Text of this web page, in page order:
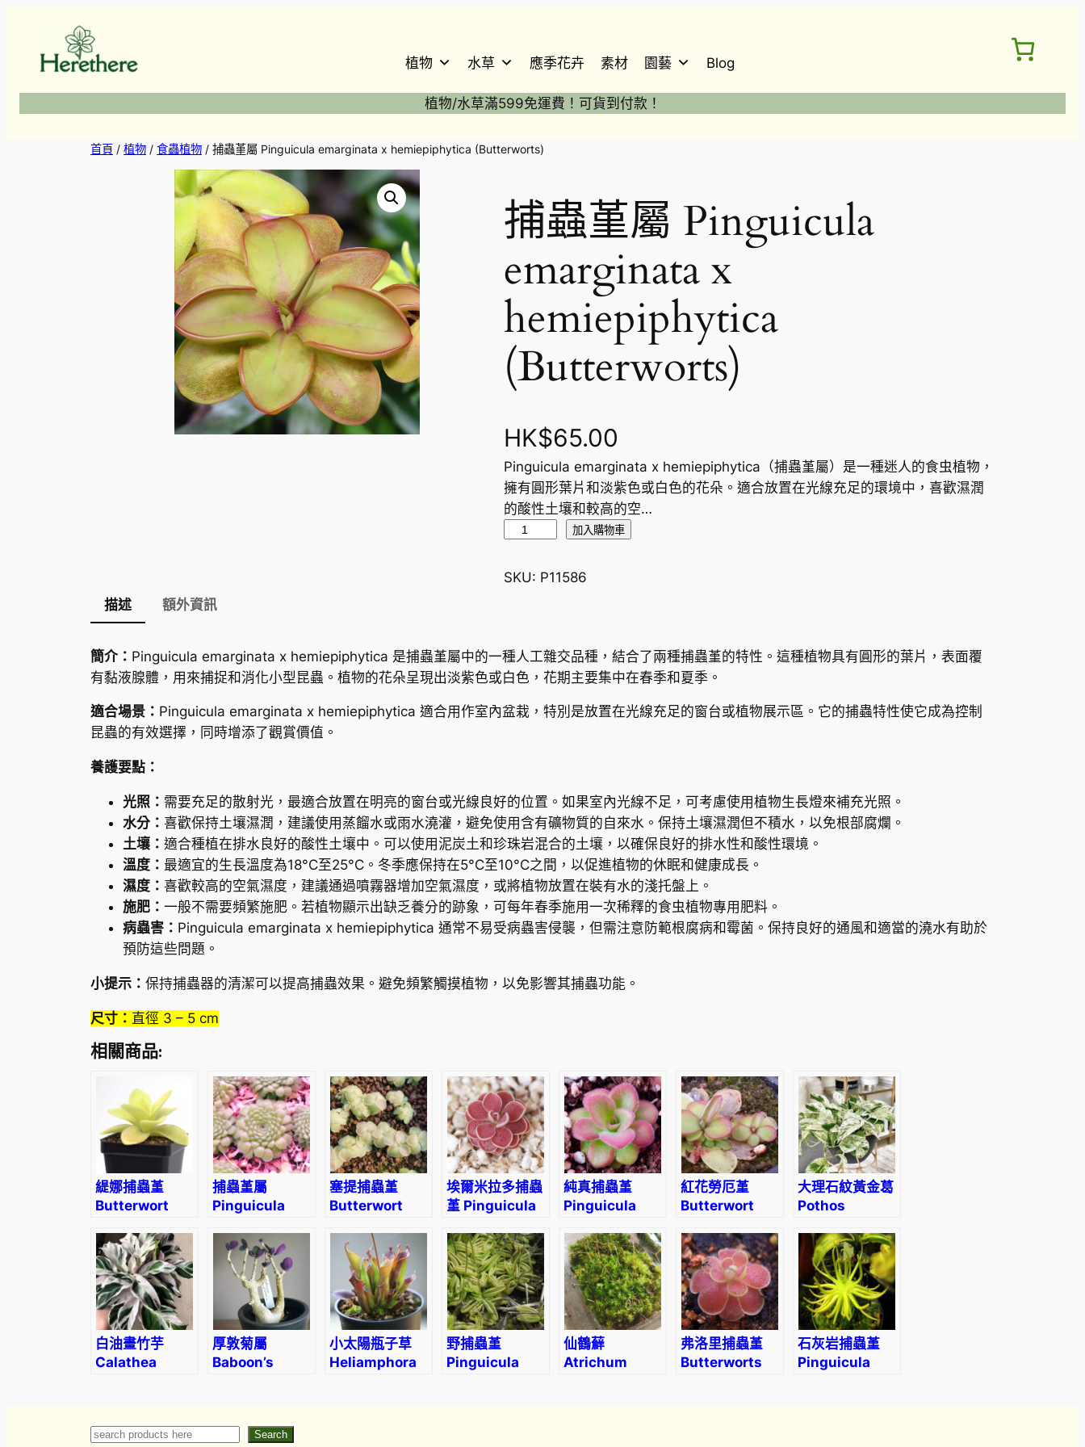
植物 水草 應季花卉 素材 園藝 Blog
植物/水草滿599免運費！可貨到付款！
首頁 / 植物 / 食蟲植物 / 捕蟲堇屬 Pinguicula emarginata x hemiepiphytica (Butterworts)
捕蟲堇屬 Pinguicula
emarginata x
hemiepiphytica
(Butterworts)
HK$65.00
Pinguicula emarginata x hemiepiphytica（捕蟲堇屬）是一種迷人的食虫植物，
擁有圓形葉片和淡紫色或白色的花朵。適合放置在光線充足的環境中，喜歡濕潤
的酸性土壤和較高的空…
堇
n
g
i
a
e
m
a
r
g
i
t
e
m
i
e
p
i
p
y
t
i
c
a
B
加入購物車
SKU: P11586
描述
額外資訊
簡介： Pinguicula emarginata x hemiepiphytica 是捕蟲堇屬中的一種人工雜交品種，結合了兩種捕蟲堇的特性。這種植物具有圓形的葉片，表面覆
有黏液腺體，用來捕捉和消化小型昆蟲。植物的花朵呈現出淡紫色或白色，花期主要集中在春季和夏季。
適合場景： Pinguicula emarginata x hemiepiphytica 適合用作室內盆栽，特別是放置在光線充足的窗台或植物展示區。它的捕蟲特性使它成為控制
昆蟲的有效選擇，同時增添了觀賞價值。
養護要點：
光照： 需要充足的散射光，最適合放置在明亮的窗台或光線良好的位置。如果室內光線不足，可考慮使用植物生長燈來補充光照。
水分： 喜歡保持土壤濕潤，建議使用蒸餾水或雨水澆灌，避免使用含有礦物質的自來水。保持土壤濕潤但不積水，以免根部腐爛。
土壤： 適合種植在排水良好的酸性土壤中。可以使用泥炭土和珍珠岩混合的土壤，以確保良好的排水性和酸性環境。
溫度： 最適宜的生長溫度為18°C至25°C。冬季應保持在5°C至10°C之間，以促進植物的休眠和健康成長。
濕度： 喜歡較高的空氣濕度，建議通過噴霧器增加空氣濕度，或將植物放置在裝有水的淺托盤上。
施肥： 一般不需要頻繁施肥。若植物顯示出缺乏養分的跡象，可每年春季施用一次稀釋的食虫植物專用肥料。
病蟲害： Pinguicula emarginata x hemiepiphytica 通常不易受病蟲害侵襲，但需注意防範根腐病和霉菌。保持良好的通風和適當的澆水有助於
預防這些問題。
小提示： 保持捕蟲器的清潔可以提高捕蟲效果。避免頻繁觸摸植物，以免影響其捕蟲功能。
尺寸： 直徑 3 – 5 cm
相關商品:
緹娜捕蟲堇
Butterwort
Tina) (直徑3-
5cm)
捕蟲堇屬
Pinguicula
gypsicola
(Butterwort)
塞提捕蟲堇
Butterwort
‘Sethos’)
埃爾米拉多捕蟲
堇 Pinguicula
純真捕蟲堇
Pinguicula
3-5cm)
紅花勞厄堇
Butterwort
laueana
大理石紋黃金葛
Pothos
Queen”
白油畫竹芋
Calathea
厚敦菊屬
Baboon’s
triplinervia)
小太陽瓶子草
Heliamphora
野捕蟲堇
Pinguicula
仙鶴蘚
Atrichum
弗洛里捕蟲堇
Butterworts
石灰岩捕蟲堇
Pinguicula
Search Search